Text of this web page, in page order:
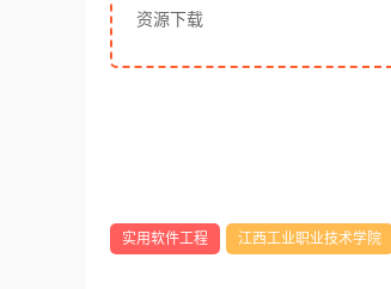
资源下载
实用软件工程 江西工业职业技术学院